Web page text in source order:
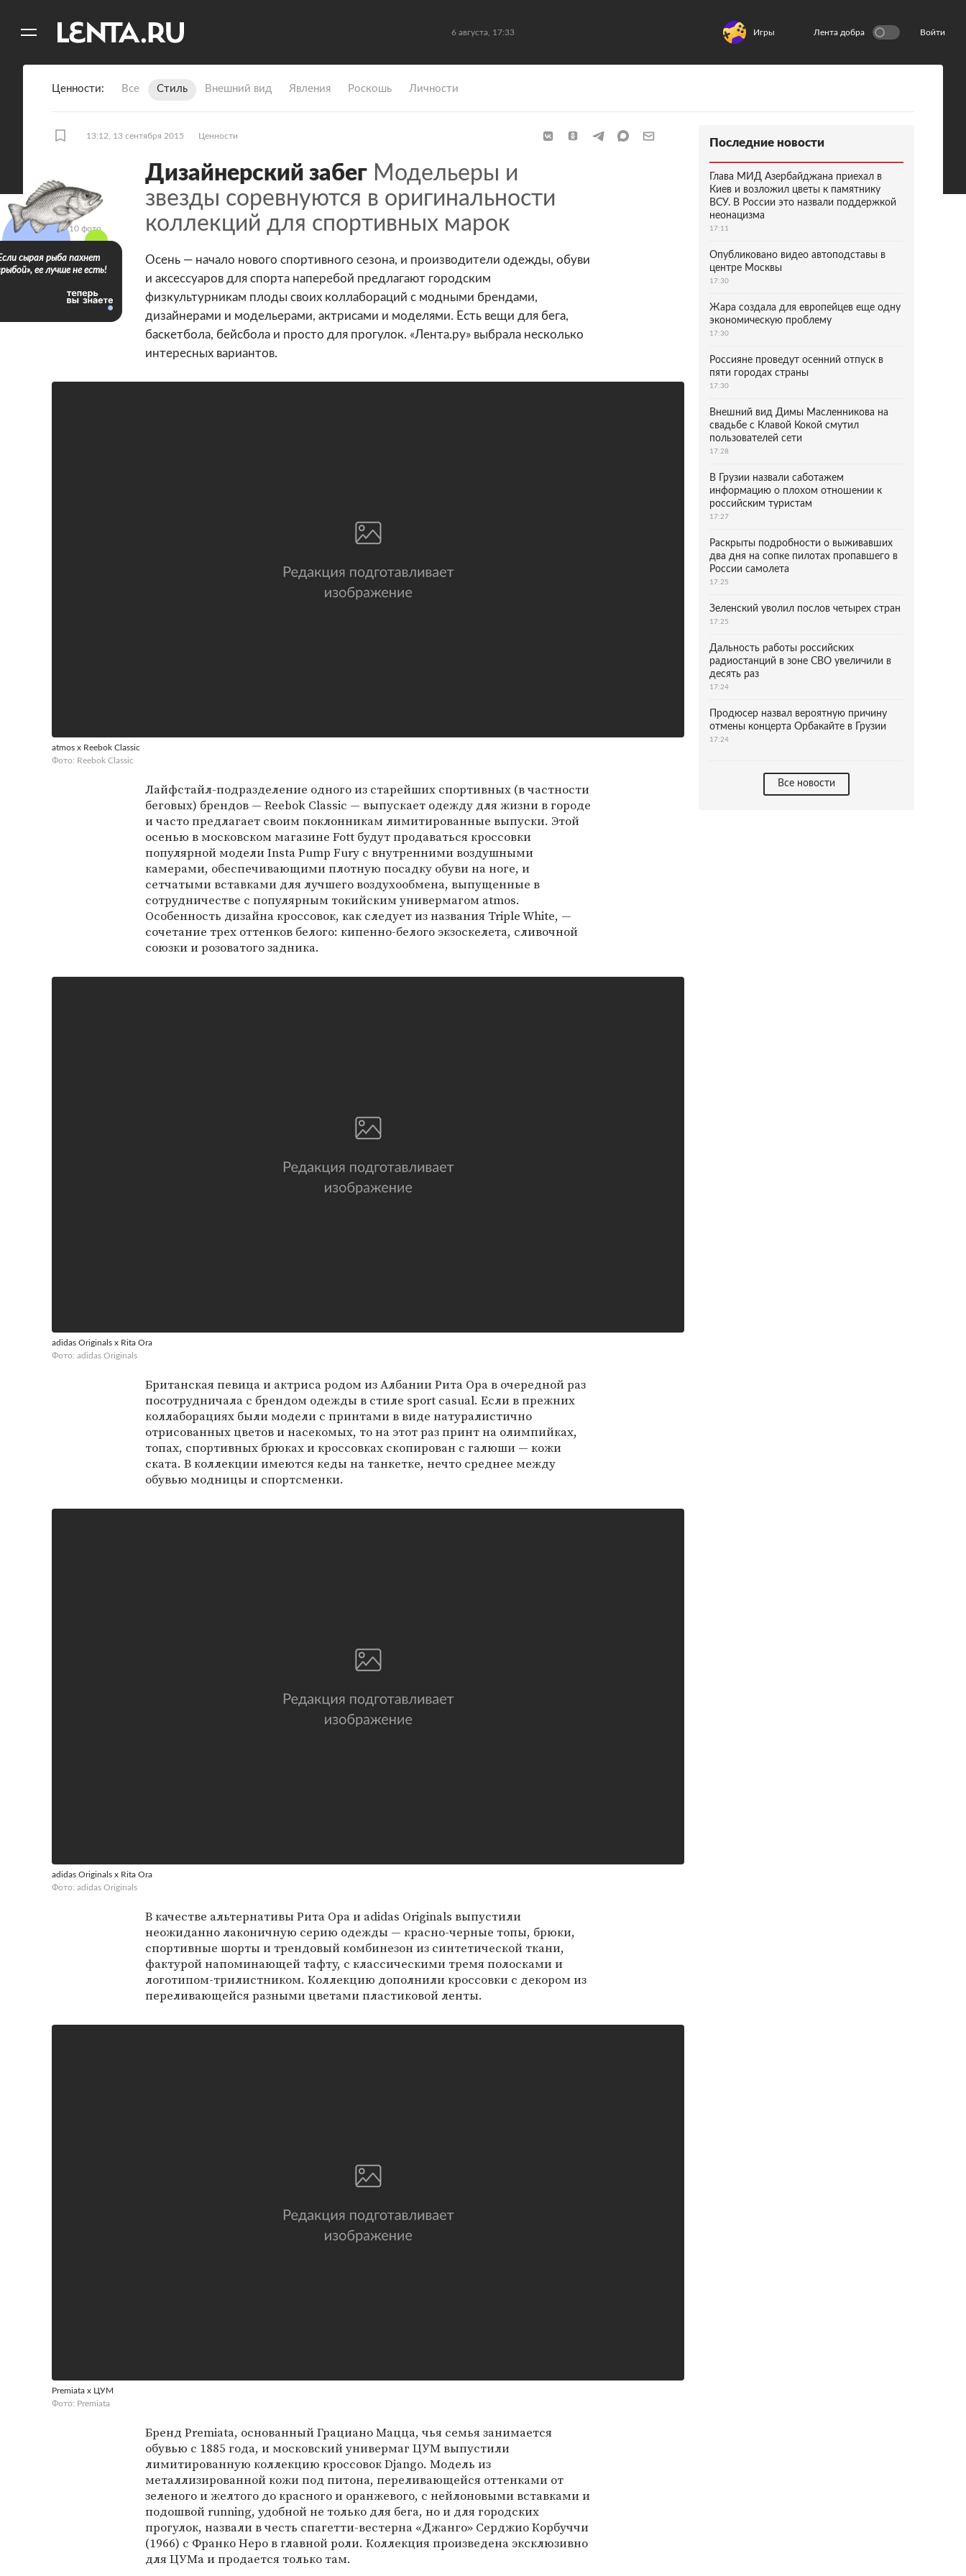
6 августа, 17:33 Игры Лента добра Войти
Ценности Все Стиль Внешний вид Явления Роскошь Личности
13:12, 13 сентября 2015 Ценности
Дизайнерский забег Модельеры и
звезды соревнуются в оригинальности
коллекций для спортивных марок
10 фото
Осень — начало нового спортивного сезона, и производители одежды, обуви
и аксессуаров для спорта наперебой предлагают городским
физкультурникам плоды своих коллабораций с модными брендами,
дизайнерами и модельерами, актрисами и моделями. Есть вещи для бега,
баскетбола, бейсбола и просто для прогулок. «Лента.ру» выбрала несколько
интересных вариантов.
atmos x Reebok Classic
Фото: Reebok Classic
Лайфстайл-подразделение одного из старейших спортивных (в частности
беговых) брендов — Reebok Classic — выпускает одежду для жизни в городе
и часто предлагает своим поклонникам лимитированные выпуски. Этой
осенью в московском магазине Fott будут продаваться кроссовки
популярной модели Insta Pump Fury с внутренними воздушными
камерами, обеспечивающими плотную посадку обуви на ноге, и
сетчатыми вставками для лучшего воздухообмена, выпущенные в
сотрудничестве с популярным токийским универмагом atmos.
Особенность дизайна кроссовок, как следует из названия Triple White, —
сочетание трех оттенков белого: кипенно-белого экзоскелета, сливочной
союзки и розоватого задника.
adidas Originals x Rita Ora
Фото: adidas Originals
Британская певица и актриса родом из Албании Рита Ора в очередной раз
посотрудничала с брендом одежды в стиле sport casual. Если в прежних
коллаборациях были модели с принтами в виде натуралистично
отрисованных цветов и насекомых, то на этот раз принт на олимпийках,
топах, спортивных брюках и кроссовках скопирован с галюши — кожи
ската. В коллекции имеются кеды на танкетке, нечто среднее между
обувью модницы и спортсменки.
adidas Originals x Rita Ora
Фото: adidas Originals
В качестве альтернативы Рита Ора и adidas Originals выпустили
неожиданно лаконичную серию одежды — красно-черные топы, брюки,
спортивные шорты и трендовый комбинезон из синтетической ткани,
фактурой напоминающей тафту, с классическими тремя полосками и
логотипом-трилистником. Коллекцию дополнили кроссовки с декором из
переливающейся разными цветами пластиковой ленты.
Premiata x ЦУМ
Фото: Premiata
Бренд Premiata, основанный Грациано Мацца, чья семья занимается
обувью с 1885 года, и московский универмаг ЦУМ выпустили
лимитированную коллекцию кроссовок Django. Модель из
металлизированной кожи под питона, переливающейся оттенками от
зеленого и желтого до красного и оранжевого, с нейлоновыми вставками и
подошвой running, удобной не только для бега, но и для городских
прогулок, назвали в честь спагетти-вестерна «Джанго» Серджио Корбуччи
(1966) с Франко Неро в главной роли. Коллекция произведена эксклюзивно
для ЦУМа и продается только там.
сырая рыба пахнет
ее лучше не есть!
Последние новости
Глава МИД Азербайджана приехал в
Киев и возложил цветы к памятнику
ВСУ. В России это назвали поддержкой
неонацизма
17:11
Опубликовано видео автоподставы в
центре Москвы
17:30
Жара создала для европейцев еще одну
экономическую проблему
17:30
Россияне проведут осенний отпуск в
пяти городах страны
17:30
Внешний вид Димы Масленникова на
свадьбе с Клавой Кокой смутил
пользователей сети
17:28
В Грузии назвали саботажем
информацию о плохом отношении к
российским туристам
17:27
Раскрыты подробности о выживавших
два дня на сопке пилотах пропавшего в
России самолета
17:25
Зеленский уволил послов четырех стран
17:25
Дальность работы российских
радиостанций в зоне СВО увеличили в
десять раз
17:24
Продюсер назвал вероятную причину
отмены концерта Орбакайте в Грузии
17:24
Все новости